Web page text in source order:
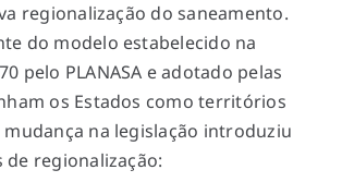
regionalização do saneamento.
do modelo estabelecido na
pelo PLANASA e adotado pelas
os Estados como territórios
mudança na legislação introduziu
de regionalização: